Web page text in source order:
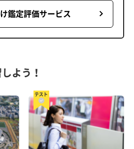
鑑定評価サービス
よう！
テスト